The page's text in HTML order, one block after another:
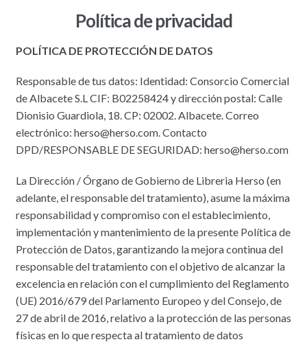
Política de privacidad
POLÍTICA DE PROTECCIÓN DE DATOS
Responsable de tus datos: Identidad: Consorcio Comercial
de Albacete S.L CIF: B02258424 y dirección postal: Calle
Dionisio Guardiola, 18. CP: 02002. Albacete. Correo
electrónico: herso@herso.com. Contacto
DPD/RESPONSABLE DE SEGURIDAD: herso@herso.com
La Dirección / Órgano de Gobierno de Libreria Herso (en
adelante, el responsable del tratamiento), asume la máxima
responsabilidad y compromiso con el establecimiento,
implementación y mantenimiento de la presente Política de
Protección de Datos, garantizando la mejora continua del
responsable del tratamiento con el objetivo de alcanzar la
excelencia en relación con el cumplimiento del Reglamento
(UE) 2016/679 del Parlamento Europeo y del Consejo, de
27 de abril de 2016, relativo a la protección de las personas
físicas en lo que respecta al tratamiento de datos